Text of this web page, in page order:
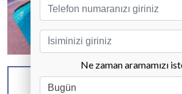
Tüm Fotoğrafları Göster
Ne zaman aramamızı